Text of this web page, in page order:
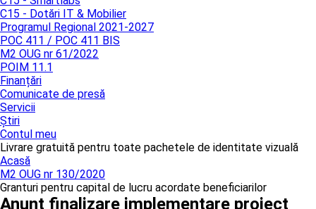
C15 - Dotări IT & Mobilier
Programul Regional 2021-2027
POC 411 / POC 411 BIS
M2 OUG nr 61/2022
POIM 11.1
Finanțări
Comunicate de presă
Servicii
Știri
Contul meu
Livrare gratuită pentru toate pachetele de identitate vizuală
Acasă
M2 OUG nr 130/2020
Granturi pentru capital de lucru acordate beneficiarilor
Anunț finalizare implementare proiect